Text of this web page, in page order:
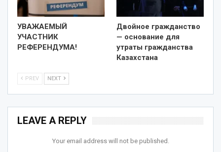
УВАЖАЕМЫЙ
УЧАСТНИК
РЕФЕРЕНДУМА!
Двойное гражданство
— основание для
утраты гражданства
Казахстана
PREV NEXT
LEAVE A REPLY
Your email address will not be published.